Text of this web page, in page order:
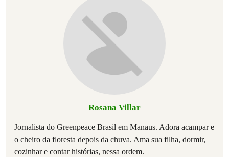
Rosana Villar
Jornalista do Greenpeace Brasil em Manaus. Adora acampar e
o cheiro da floresta depois da chuva. Ama sua filha, dormir,
cozinhar e contar histórias, nessa ordem.